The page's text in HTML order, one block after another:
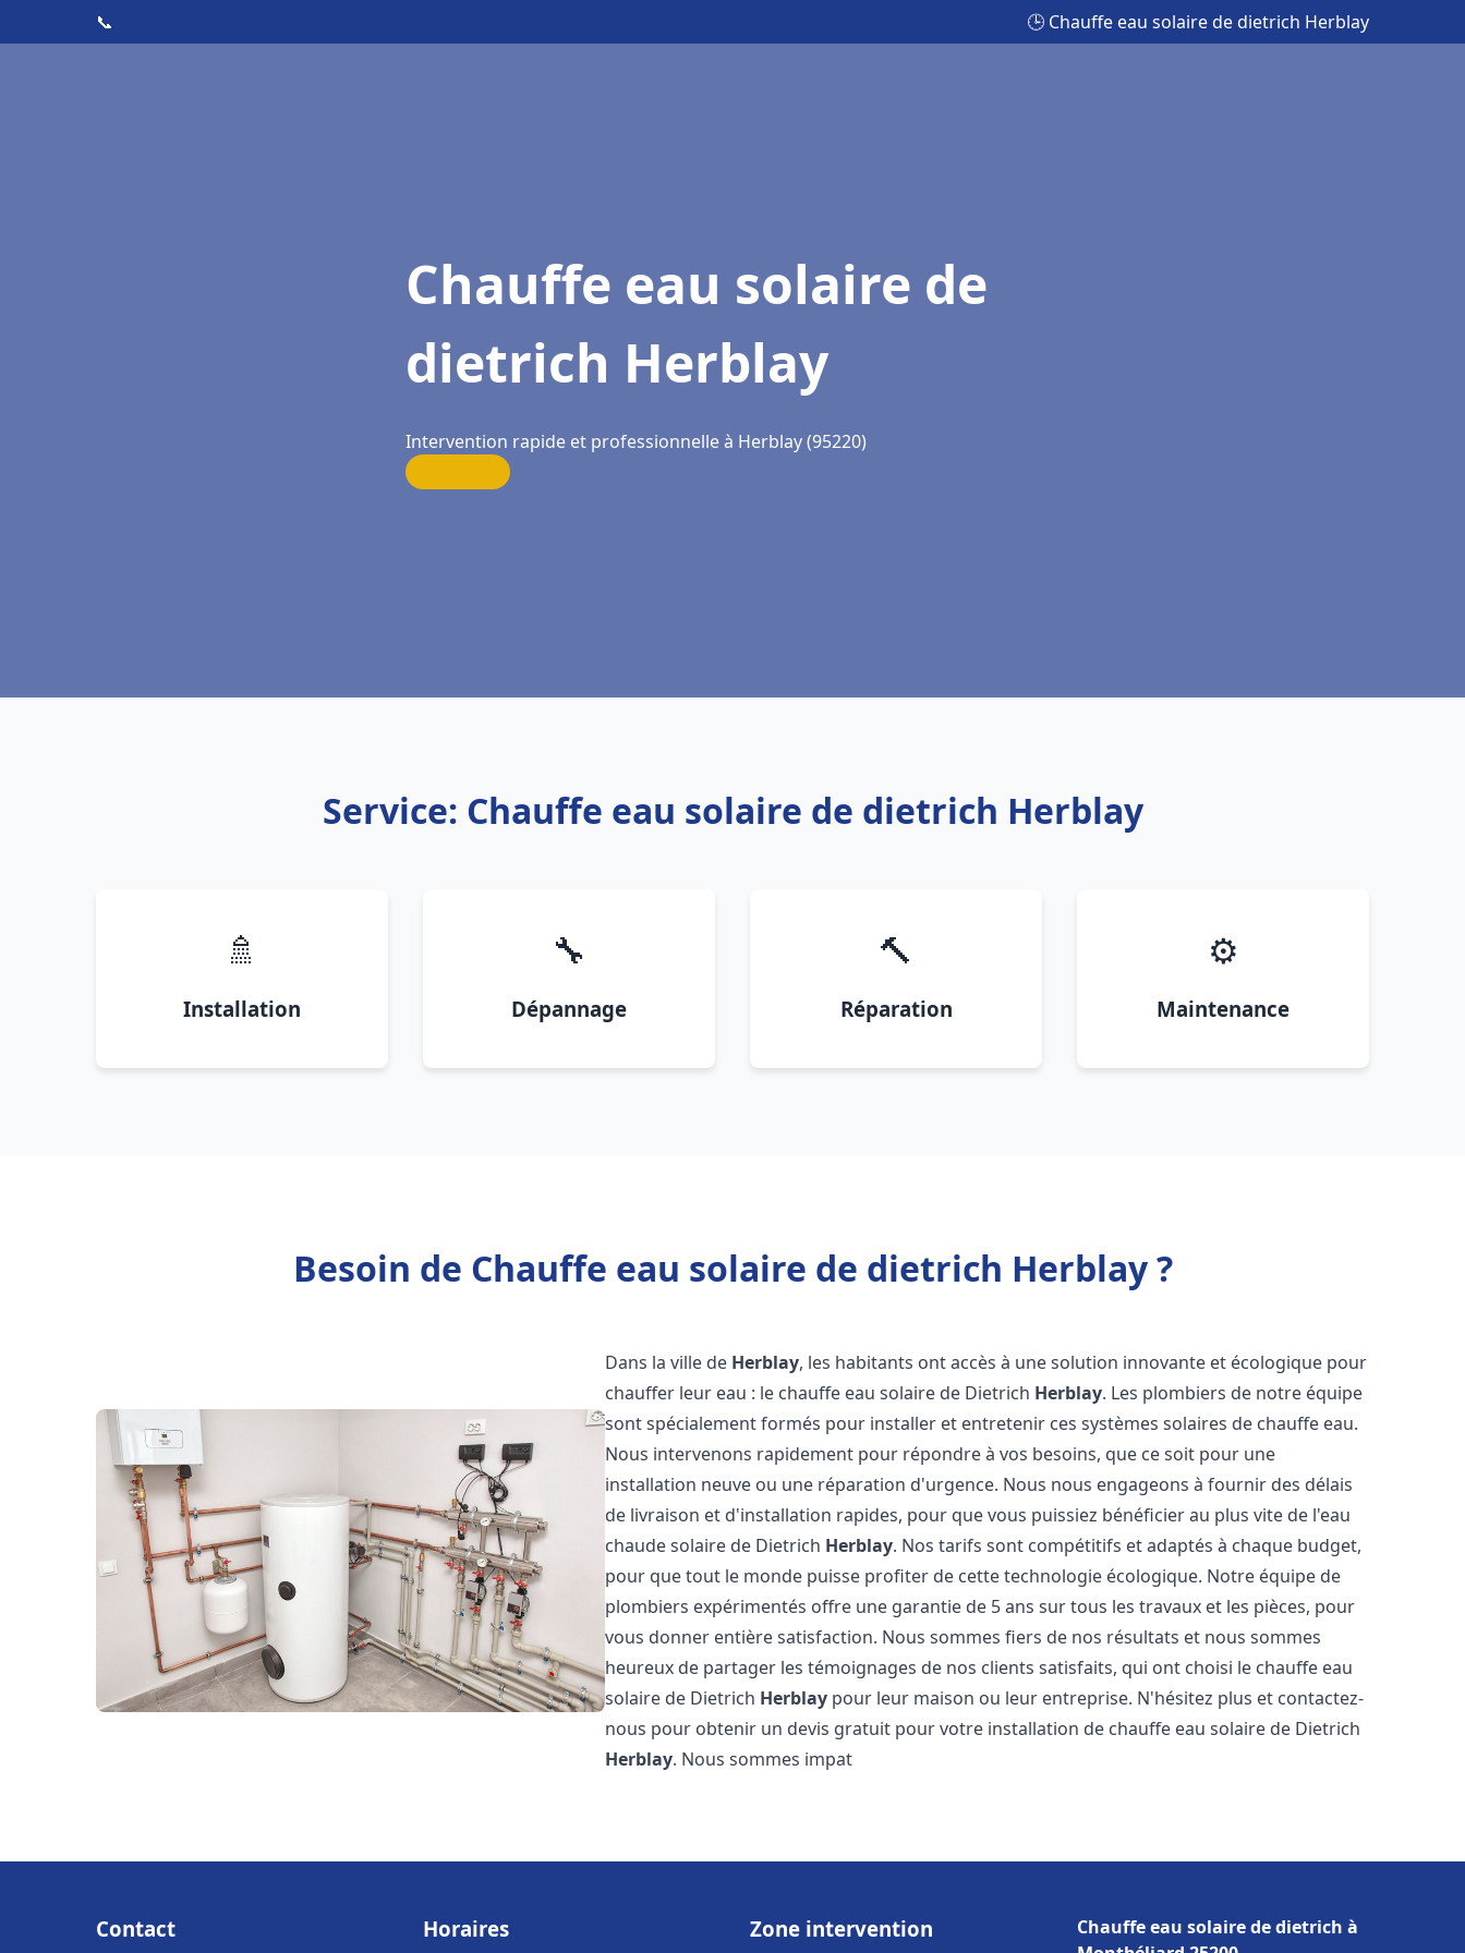
📞 🕒 Chauffe eau solaire de dietrich Herblay
Chauffe eau solaire de
dietrich Herblay
Intervention rapide et professionnelle à Herblay (95220)
Service: Chauffe eau solaire de dietrich Herblay
🚿
Installation
🔧
Dépannage
🔨
Réparation
⚙️
Maintenance
Besoin de Chauffe eau solaire de dietrich Herblay ?
Dans la ville de Herblay, les habitants ont accès à une solution innovante et écologique pour
chauffer leur eau : le chauffe eau solaire de Dietrich Herblay. Les plombiers de notre équipe
sont spécialement formés pour installer et entretenir ces systèmes solaires de chauffe eau.
Nous intervenons rapidement pour répondre à vos besoins, que ce soit pour une
installation neuve ou une réparation d'urgence. Nous nous engageons à fournir des délais
de livraison et d'installation rapides, pour que vous puissiez bénéficier au plus vite de l'eau
chaude solaire de Dietrich Herblay. Nos tarifs sont compétitifs et adaptés à chaque budget,
pour que tout le monde puisse profiter de cette technologie écologique. Notre équipe de
plombiers expérimentés offre une garantie de 5 ans sur tous les travaux et les pièces, pour
vous donner entière satisfaction. Nous sommes fiers de nos résultats et nous sommes
heureux de partager les témoignages de nos clients satisfaits, qui ont choisi le chauffe eau
solaire de Dietrich Herblay pour leur maison ou leur entreprise. N'hésitez plus et contactez-
nous pour obtenir un devis gratuit pour votre installation de chauffe eau solaire de Dietrich
Herblay. Nous sommes impat
Contact Horaires Zone intervention
Chauffe eau solaire de dietrich à